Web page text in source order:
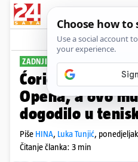
ZADNJI GRAND SLAM SEZONE
Ćorić izgubio u
Opena, a ovo
dogodilo u
Piše HINA, Luka Tunjić,
Čitanje članka: 3 min